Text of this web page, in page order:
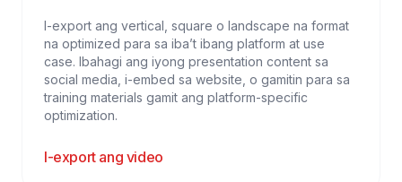
I-export ang vertical, square o landscape na format
na optimized para sa iba’t ibang platform at use
case. Ibahagi ang iyong presentation content sa
social media, i-embed sa website, o gamitin para sa
training materials gamit ang platform-specific
optimization.
I-export ang video